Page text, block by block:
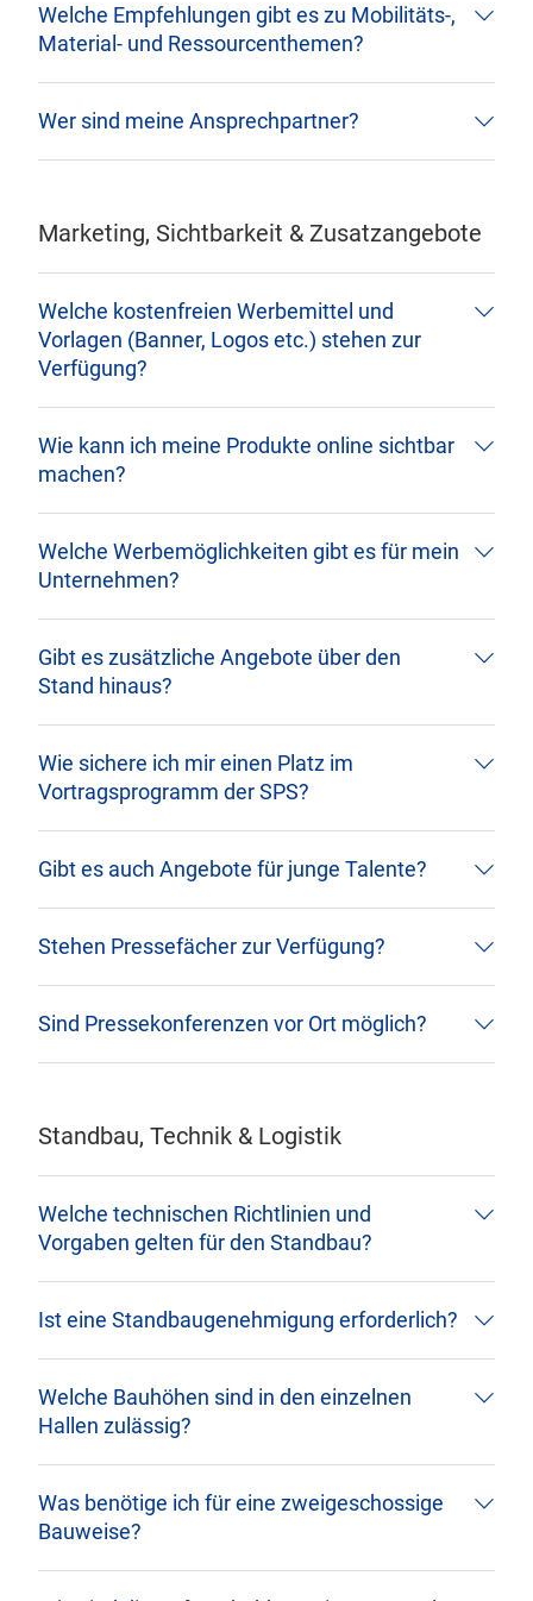
Welche Empfehlungen gibt es zu Mobilitäts-,
Material- und Ressourcenthemen?
Wer sind meine Ansprechpartner?
Marketing, Sichtbarkeit & Zusatzangebote
Welche kostenfreien Werbemittel und
Vorlagen (Banner, Logos etc.) stehen zur
Verfügung?
Wie kann ich meine Produkte online sichtbar
machen?
Welche Werbemöglichkeiten gibt es für mein
Unternehmen?
Gibt es zusätzliche Angebote über den
Stand hinaus?
Wie sichere ich mir einen Platz im
Vortragsprogramm der SPS?
Gibt es auch Angebote für junge Talente?
Stehen Pressefächer zur Verfügung?
Sind Pressekonferenzen vor Ort möglich?
Standbau, Technik & Logistik
Welche technischen Richtlinien und
Vorgaben gelten für den Standbau?
Ist eine Standbaugenehmigung erforderlich?
Welche Bauhöhen sind in den einzelnen
Hallen zulässig?
Was benötige ich für eine zweigeschossige
Bauweise?